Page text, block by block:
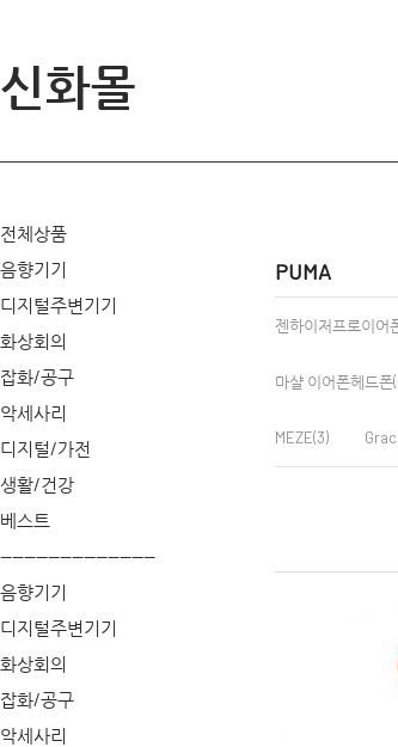
신화몰
전체상품
음향기기
디지털주변기기
화상회의
잡화/공구
악세사리
디지털/가전
생활/건강
베스트
--------------------------
음향기기
디지털주변기기
화상회의
잡화/공구
악세사리
PUMA
젠하이저프로이어
마샬 이어폰헤드폰
MEZE(3)